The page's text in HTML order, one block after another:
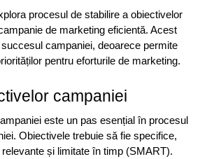
procesul de stabilire a obiectivelor
de marketing eficientă. Acest
campaniei, deoarece permite
pentru eforturile de marketing.
campaniei
este un pas esențial în procesul
Obiectivele trebuie să fie specifice,
și limitate în timp (SMART).